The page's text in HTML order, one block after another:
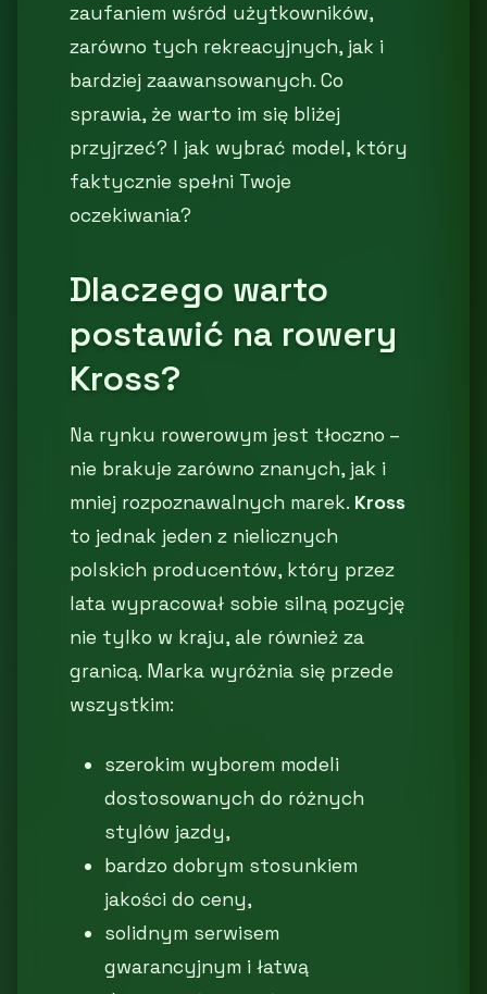
zaufaniem wśród użytkowników,
zarówno tych rekreacyjnych, jak i
bardziej zaawansowanych. Co
sprawia, że warto im się bliżej
przyjrzeć? I jak wybrać model, który
faktycznie spełni Twoje
oczekiwania?
Dlaczego warto
postawić na rowery
Kross?
Na rynku rowerowym jest tłoczno –
nie brakuje zarówno znanych, jak i
mniej rozpoznawalnych marek. Kross
to jednak jeden z nielicznych
polskich producentów, który przez
lata wypracował sobie silną pozycję
nie tylko w kraju, ale również za
granicą. Marka wyróżnia się przede
wszystkim:
szerokim wyborem modeli
dostosowanych do różnych
stylów jazdy,
bardzo dobrym stosunkiem
jakości do ceny,
solidnym serwisem
gwarancyjnym i łatwą